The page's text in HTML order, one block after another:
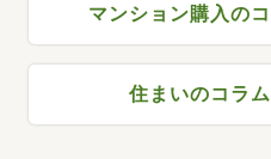
マンション購入の
住まいのコラ